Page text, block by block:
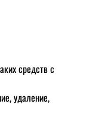
средств с
удаление,